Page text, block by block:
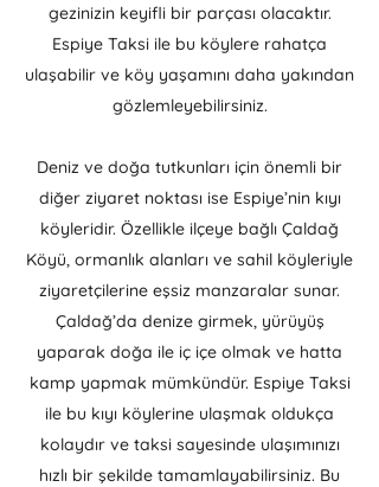
gezinizin keyifli bir parçası olacaktır.
Espiye Taksi ile bu köylere rahatça
ulaşabilir ve köy yaşamını daha yakından
gözlemleyebilirsiniz.
Deniz ve doğa tutkunları için önemli bir
diğer ziyaret noktası ise Espiye’nin kıyı
köyleridir. Özellikle ilçeye bağlı Çaldağ
Köyü, ormanlık alanları ve sahil köyleriyle
ziyaretçilerine eşsiz manzaralar sunar.
Çaldağ’da denize girmek, yürüyüş
yaparak doğa ile iç içe olmak ve hatta
kamp yapmak mümkündür. Espiye Taksi
ile bu kıyı köylerine ulaşmak oldukça
kolaydır ve taksi sayesinde ulaşımınızı
hızlı bir şekilde tamamlayabilirsiniz. Bu